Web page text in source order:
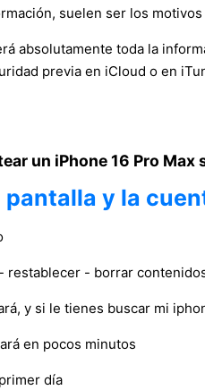
suelen ser los
absolutamente toda la
previa en iCloud o en
un iPhone 16 Pro Max
y la
restablecer - borrar
y si le tienes buscar mi
en pocos minutos
día